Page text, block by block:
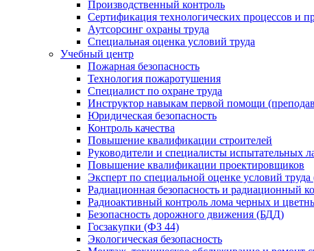
Производственный контроль
Сертификация технологических процессов и
Аутсорсинг охраны труда
Специальная оценка условий труда
Учебный центр
Пожарная безопасность
Технология пожаротушения
Специалист по охране труда
Инструктор навыкам первой помощи
Юридическая безопасность
Контроль качества
Повышение квалификации строителей
Руководители и специалисты испытательных
Повышение квалификации проектировщиков
Эксперт по специальной оценке условий
Радиационная безопасность и радиационный
Радиоактивный контроль лома черных и
Безопасность дорожного движения (БДД)
Госзакупки (ФЗ 44)
Экологическая безопасность